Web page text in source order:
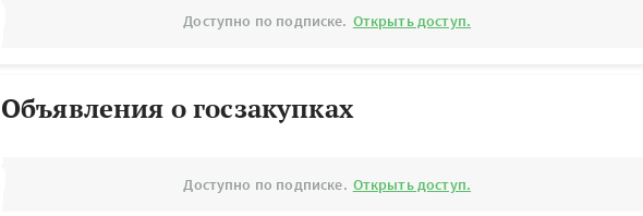
Доступно по подписке. Открыть доступ.
Объявления о госзакупках
Доступно по подписке. Открыть доступ.